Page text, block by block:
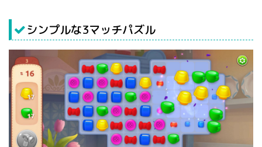
シンプルな3マッチパズル